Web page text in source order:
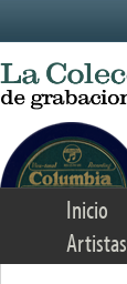
Inicio
Artistas